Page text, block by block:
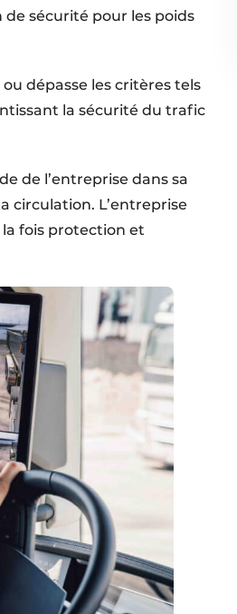
sécurité pour les poids
dépasse les critères tels
la sécurité du trafic
de l’entreprise dans sa
circulation. L’entreprise
fois protection et